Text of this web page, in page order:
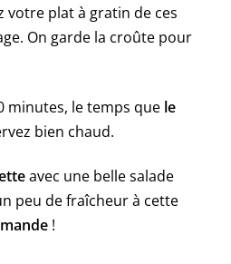
votre plat à gratin de ces
On garde la croûte pour
minutes, le temps que le
bien chaud.
avec une belle salade
peu de fraîcheur à cette
!